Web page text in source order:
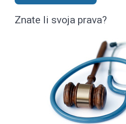
Znate li svoja prava?